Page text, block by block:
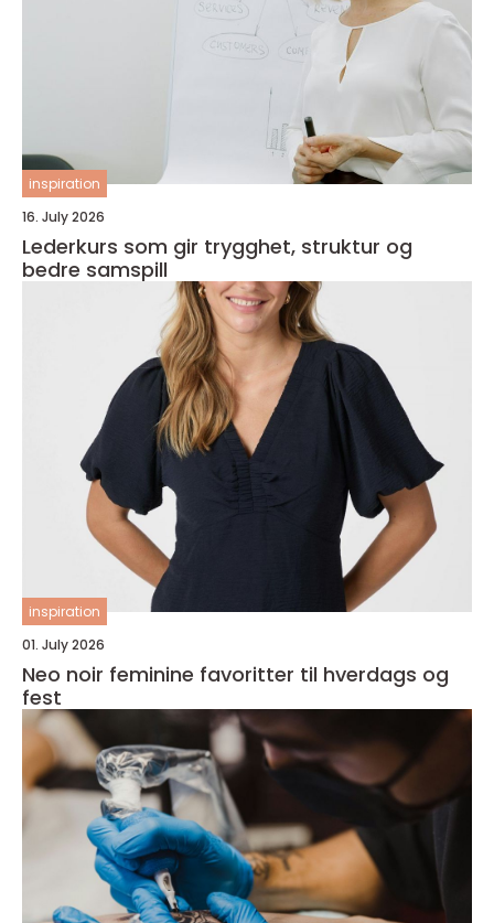
inspiration
16. July 2026
Lederkurs som gir trygghet, struktur og
bedre samspill
inspiration
01. July 2026
Neo noir feminine favoritter til hverdags og
fest